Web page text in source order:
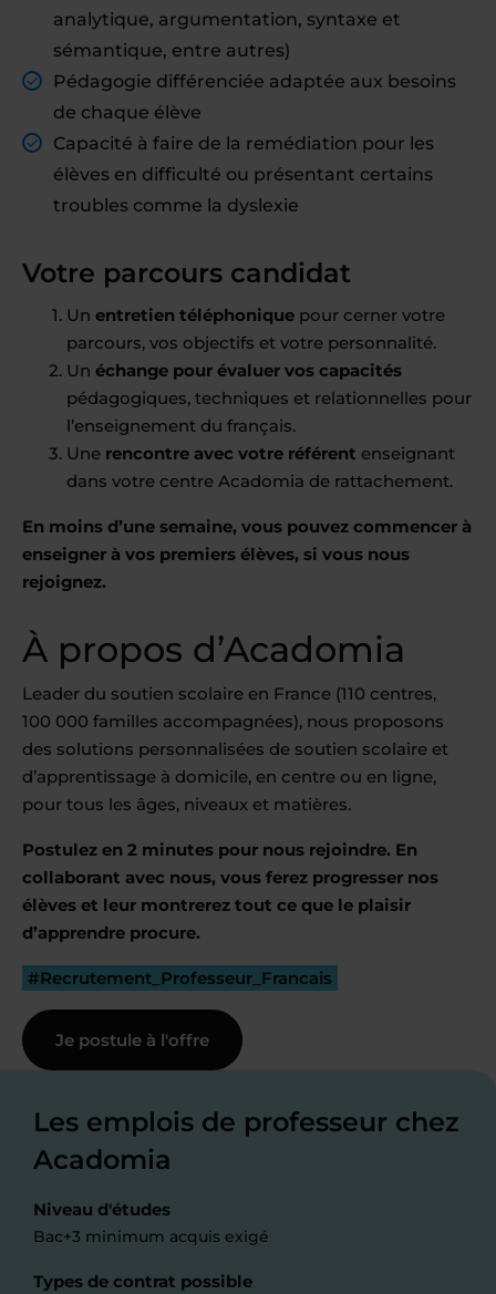
analytique, argumentation, syntaxe et
sémantique, entre autres)
Pédagogie différenciée adaptée aux besoins
de chaque élève
Capacité à faire de la remédiation pour les
élèves en difficulté ou présentant certains
troubles comme la dyslexie
Votre parcours candidat
Un entretien téléphonique pour cerner votre
parcours, vos objectifs et votre personnalité.
Un échange pour évaluer vos capacités
pédagogiques, techniques et relationnelles pour
l’enseignement du français.
Une rencontre avec votre référent enseignant
dans votre centre Acadomia de rattachement.
En moins d’une semaine, vous pouvez commencer à
enseigner à vos premiers élèves, si vous nous
rejoignez.
À propos d’Acadomia
Leader du soutien scolaire en France (110 centres,
100 000 familles accompagnées), nous proposons
des solutions personnalisées de soutien scolaire et
d’apprentissage à domicile, en centre ou en ligne,
pour tous les âges, niveaux et matières.
Postulez en 2 minutes pour nous rejoindre. En
collaborant avec nous, vous ferez progresser nos
élèves et leur montrerez tout ce que le plaisir
d’apprendre procure.
#Recrutement_Professeur_Francais
Je postule à l'offre
Les emplois de professeur chez
Acadomia
Niveau d'études
Bac+3 minimum acquis exigé
Types de contrat possible